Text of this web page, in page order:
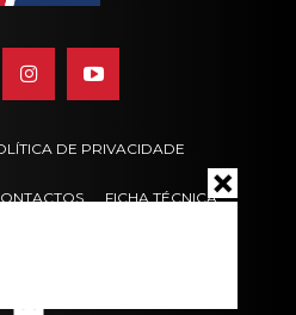
DE PRIVACIDADE
FICHA TÉCNICA